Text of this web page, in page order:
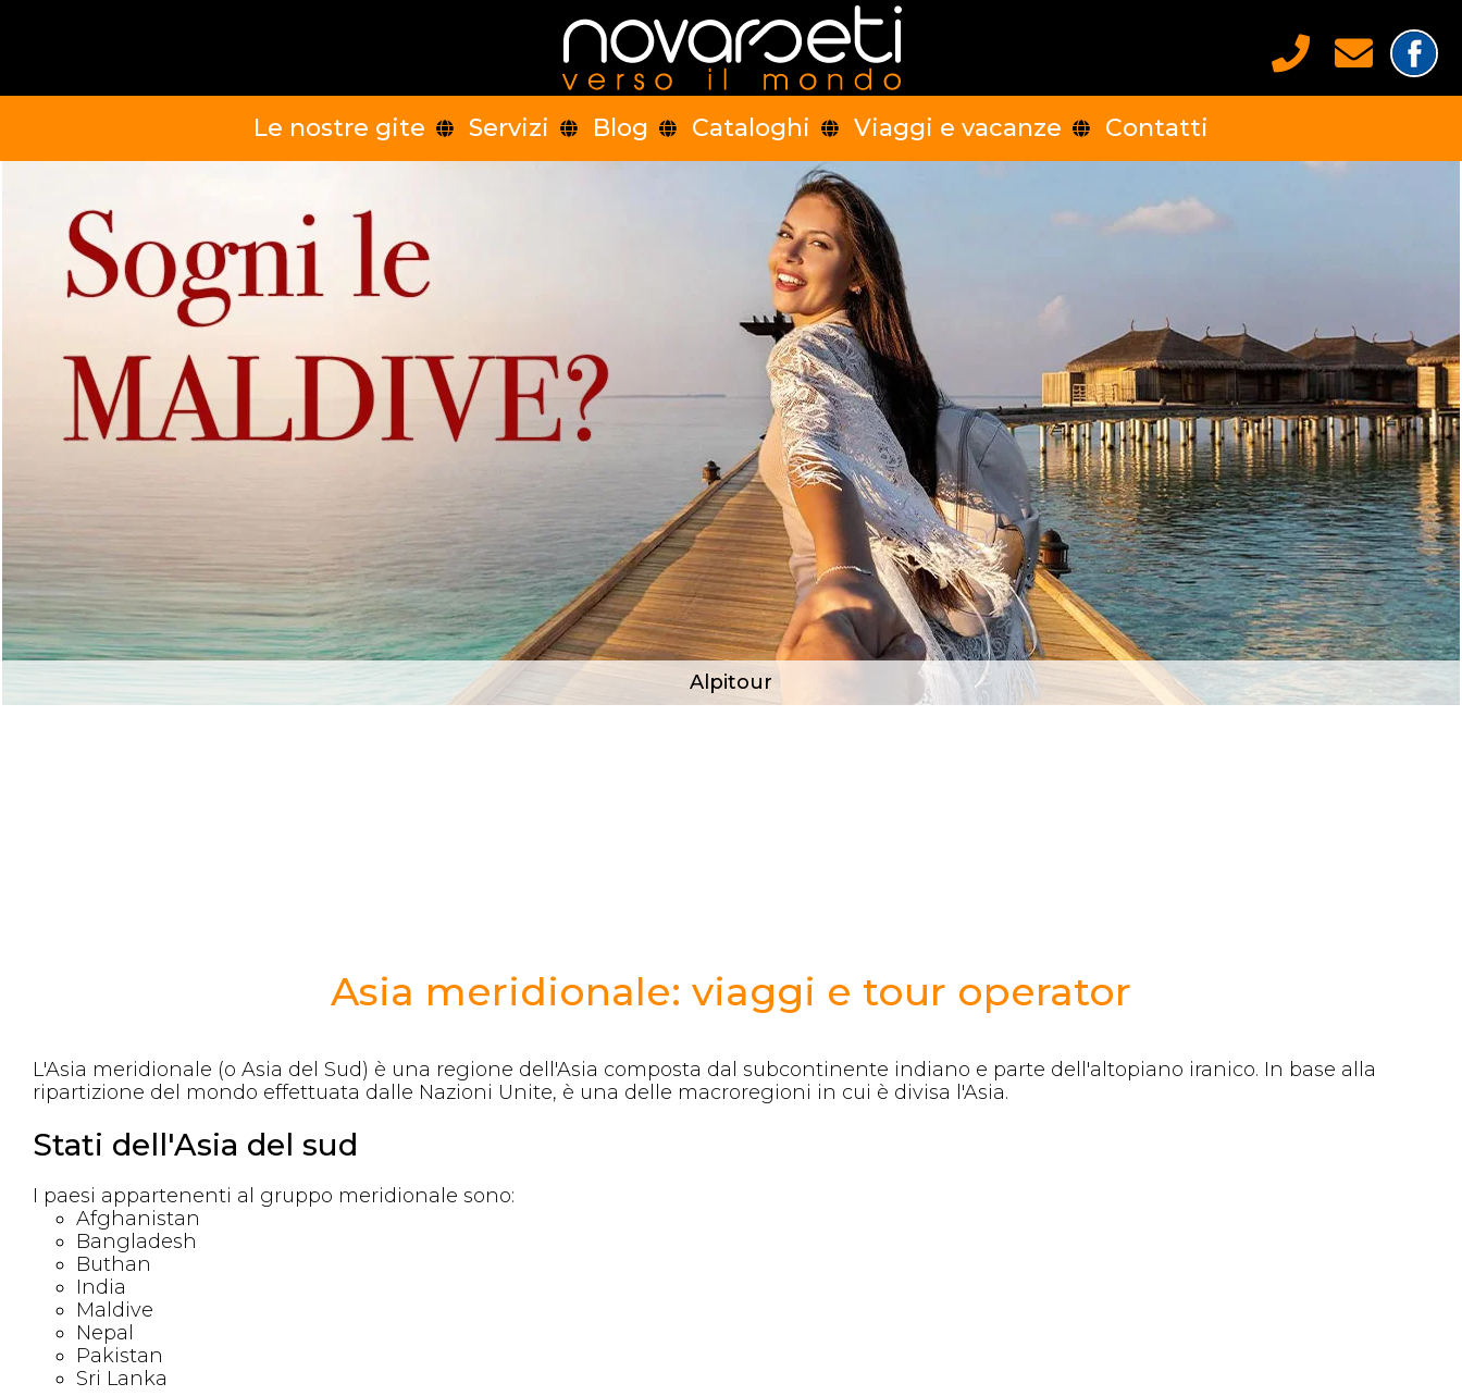
Le nostre gite Servizi Blog Cataloghi Viaggi e vacanze
Europa meridionale
Africa centrale
Africa occidentale
Africa orientale Medio Oriente Asia centrale Asia meridionale
Sud est asiatico
Stati Uniti e Canada America centrale America del sud
Contatti
Asia meridionale: viaggi e tour operator
L'Asia meridionale (o Asia del Sud) è una regione dell'Asia composta dal subcontinente indiano e parte dell'altopiano iranico. In base alla
ripartizione del mondo effettuata dalle Nazioni Unite, è una delle macroregioni in cui è divisa l'Asia.
Stati dell'Asia del sud
I paesi appartenenti al gruppo meridionale sono:
Afghanistan
Bangladesh
Buthan
India
Maldive
Nepal
Pakistan
Sri Lanka